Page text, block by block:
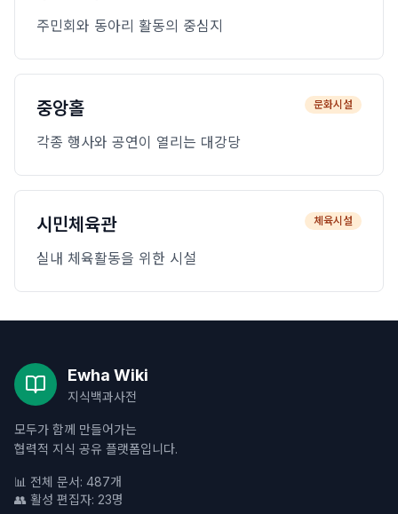
주민회와 동아리 활동의 중심지
중앙홀 문화시설
각종 행사와 공연이 열리는 대강당
시민체육관 체육시설
실내 체육활동을 위한 시설
Ewha Wiki
지식백과사전
모두가 함께 만들어가는
협력적 지식 공유 플랫폼입니다.
📊 전체 문서: 487개
👥 활성 편집자: 23명